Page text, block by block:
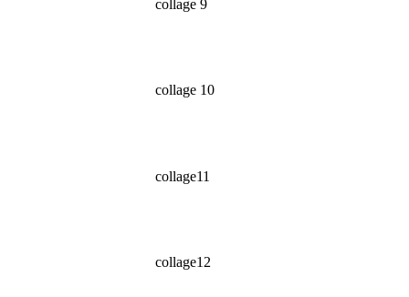
collage 9
collage 10
collage11
collage12